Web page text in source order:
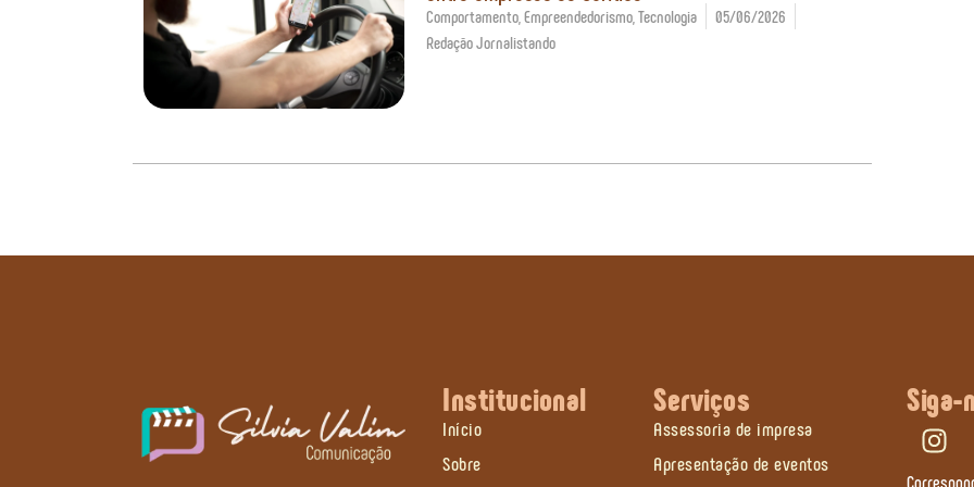
Comportamento, Empreendedorismo, Tecnologia
05/06/2026
Redação Jornalistando
Institucional
Início
Sobre
Serviços
Assessoria de impresa
Apresentação de eventos
Siga-